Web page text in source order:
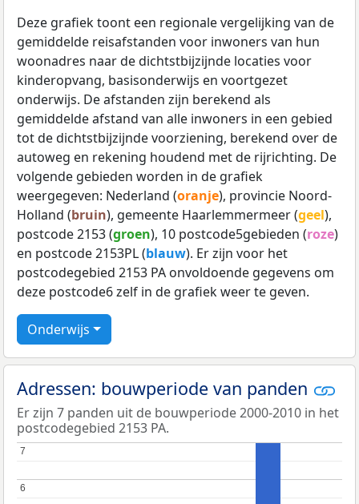
Deze grafiek toont een regionale vergelijking van de
gemiddelde reisafstanden voor inwoners van hun
woonadres naar de dichtstbijzijnde locaties voor
kinderopvang, basisonderwijs en voortgezet
onderwijs. De afstanden zijn berekend als
gemiddelde afstand van alle inwoners in een gebied
tot de dichtstbijzijnde voorziening, berekend over de
autoweg en rekening houdend met de rijrichting. De
volgende gebieden worden in de grafiek
weergegeven: Nederland (oranje), provincie Noord-
Holland (bruin), gemeente Haarlemmermeer (geel),
postcode 2153 (groen), 10 postcode5gebieden (roze)
en postcode 2153PL (blauw). Er zijn voor het
postcodegebied 2153 PA onvoldoende gegevens om
deze postcode6 zelf in de grafiek weer te geven.
Onderwijs
Adressen: bouwperiode van panden
Er zijn 7 panden uit de bouwperiode 2000-2010 in het
postcodegebied 2153 PA.
6
6
7
7